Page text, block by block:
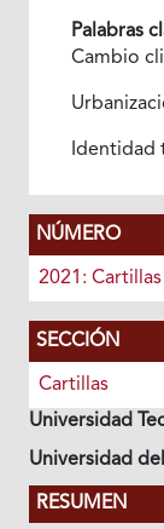
Palabras
Cambio
Identidad
NÚMERO
2021: Cartillas
SECCIÓN
Cartillas
Universidad
Universidad
RESUMEN